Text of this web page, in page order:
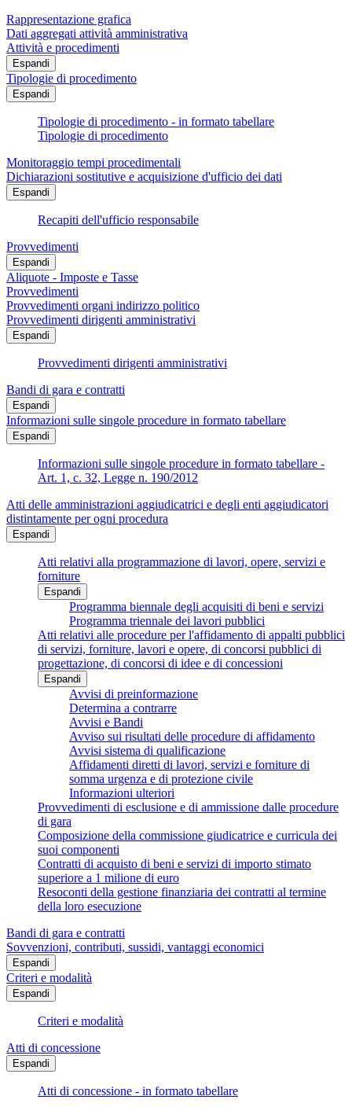
Rappresentazione grafica
Dati aggregati attività amministrativa
Attività e procedimenti
Espandi
Tipologie di procedimento
Espandi
Tipologie di procedimento - in formato tabellare
Tipologie di procedimento
Monitoraggio tempi procedimentali
Dichiarazioni sostitutive e acquisizione d'ufficio dei dati
Espandi
Recapiti dell'ufficio responsabile
Provvedimenti
Espandi
Aliquote - Imposte e Tasse
Provvedimenti
Provvedimenti organi indirizzo politico
Provvedimenti dirigenti amministrativi
Espandi
Provvedimenti dirigenti amministrativi
Bandi di gara e contratti
Espandi
Informazioni sulle singole procedure in formato tabellare
Espandi
Informazioni sulle singole procedure in formato tabellare -
Art. 1, c. 32, Legge n. 190/2012
Atti delle amministrazioni aggiudicatrici e degli enti aggiudicatori
distintamente per ogni procedura
Espandi
Atti relativi alla programmazione di lavori, opere, servizi e
forniture
Espandi
Programma biennale degli acquisiti di beni e servizi
Programma triennale dei lavori pubblici
Atti relativi alle procedure per l'affidamento di appalti pubblici
di servizi, forniture, lavori e opere, di concorsi pubblici di
progettazione, di concorsi di idee e di concessioni
Espandi
Avvisi di preinformazione
Determina a contrarre
Avvisi e Bandi
Avviso sui risultati delle procedure di affidamento
Avvisi sistema di qualificazione
Affidamenti diretti di lavori, servizi e forniture di
somma urgenza e di protezione civile
Informazioni ulteriori
Provvedimenti di esclusione e di ammissione dalle procedure
di gara
Composizione della commissione giudicatrice e curricula dei
suoi componenti
Contratti di acquisto di beni e servizi di importo stimato
superiore a 1 milione di euro
Resoconti della gestione finanziaria dei contratti al termine
della loro esecuzione
Bandi di gara e contratti
Sovvenzioni, contributi, sussidi, vantaggi economici
Espandi
Criteri e modalità
Espandi
Criteri e modalità
Atti di concessione
Espandi
Atti di concessione - in formato tabellare